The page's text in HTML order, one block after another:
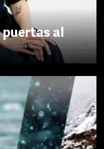
puertas al